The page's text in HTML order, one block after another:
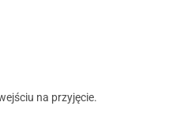
na przyjęcie.